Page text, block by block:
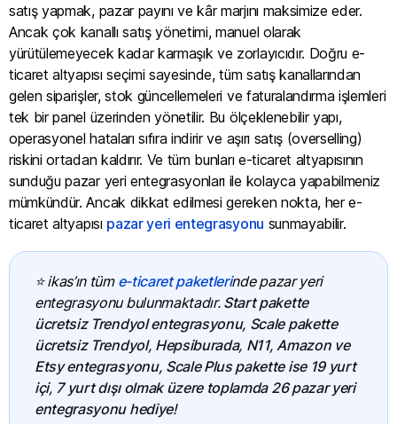
satış yapmak, pazar payını ve kâr marjını maksimize eder.
Ancak çok kanallı satış yönetimi, manuel olarak
yürütülemeyecek kadar karmaşık ve zorlayıcıdır. Doğru e-
ticaret altyapısı seçimi sayesinde, tüm satış kanallarından
gelen siparişler, stok güncellemeleri ve faturalandırma işlemleri
tek bir panel üzerinden yönetilir. Bu ölçeklenebilir yapı,
operasyonel hataları sıfıra indirir ve aşırı satış (overselling)
riskini ortadan kaldırır. Ve tüm bunları e-ticaret altyapısının
sunduğu pazar yeri entegrasyonları ile kolayca yapabilmeniz
mümkündür. Ancak dikkat edilmesi gereken nokta, her e-
ticaret altyapısı pazar yeri entegrasyonu sunmayabilir.
⭐ ikas’ın tüm e-ticaret paketlerinde pazar yeri
entegrasyonu bulunmaktadır. Start pakette
ücretsiz Trendyol entegrasyonu, Scale pakette
ücretsiz Trendyol, Hepsiburada, N11, Amazon ve
Etsy entegrasyonu, Scale Plus pakette ise 19 yurt
içi, 7 yurt dışı olmak üzere toplamda 26 pazar yeri
entegrasyonu hediye!